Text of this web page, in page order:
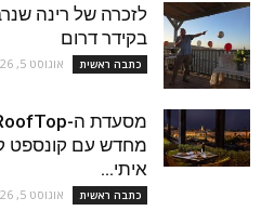
לזכרה של רינה
בקידר דרום
כתבה ראשית אוגוסט 5, 2026
מחדש עם קונספט
איתי...
כתבה ראשית אוגוסט 5, 2026